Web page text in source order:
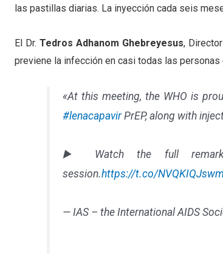
las pastillas diarias. La inyección cada seis
El Dr. Tedros Adhanom Ghebreyesus,
previene la infección en casi todas las personas
«At this meeting, the WHO is
#lenacapavirPrEP, along with
▶️ Watch the full
session.https://t.co/NVQKIQJswm
— IAS – the International AIDS